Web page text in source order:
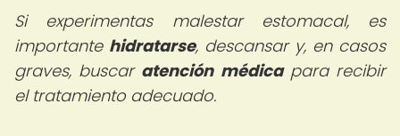
Si experimentas malestar estomacal, es
importante hidratarse, descansar y, en casos
graves, buscar atención médicapara recibir
el tratamiento adecuado.